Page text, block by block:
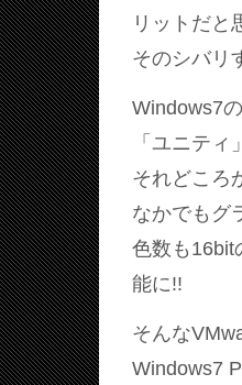
リットだと
そのシバリ
Windows7
「ユニティ
それどころ
なかでもグ
色数も16bit
能に!!
そんな
Windows7